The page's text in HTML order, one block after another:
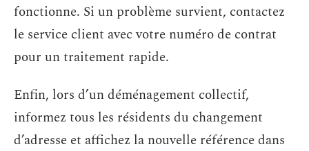
fonctionne. Si un problème survient, contactez
le service client avec votre numéro de contrat
pour un traitement rapide.
Enfin, lors d’un déménagement collectif,
informez tous les résidents du changement
d’adresse et affichez la nouvelle référence dans